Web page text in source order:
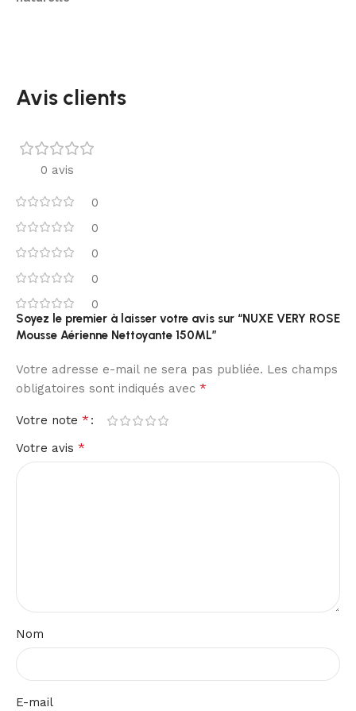
Avis clients
0 avis
0
0
0
0
0
Soyez le premier à laisser votre avis sur “NUXE VERY ROSE
Mousse Aérienne Nettoyante 150ML”
Votre adresse e-mail ne sera pas publiée. Les champs
obligatoires sont indiqués avec *
Votre note *
Votre avis *
Nom
E-mail